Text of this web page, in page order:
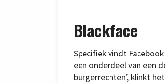
Blackface
Specifiek vindt
een onderdeel van een
burgerrechten’, klinkt